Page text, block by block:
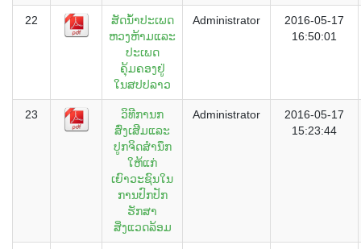
22
ສັດນ້ຳປະເພດ
ຫວງຫ້າມແລະ
ປະເພດ
ຄຸ້ມຄອງຢູ່
ໃນສປປລາວ
Administrator
2016-05-17
16:50:01
23
ວິທີການກ
ສົ່ງເສີມແລະ
ປູກຈິດສຳນຶກ
ໃຫ້ແກ່
ເຍົາວະຊົນໃນ
ການປົກປັກ
ຮັກສາ
ສິ່ງແວດລ້ອມ
Administrator
2016-05-17
15:23:44